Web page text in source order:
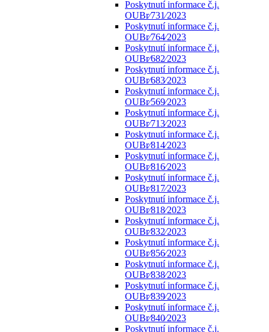
Poskytnutí informace č.j.
OUBr⁄731⁄2023
Poskytnutí informace č.j.
OUBr⁄764⁄2023
Poskytnutí informace č.j.
OUBr⁄682⁄2023
Poskytnutí informace č.j.
OUBr⁄683⁄2023
Poskytnutí informace č.j.
OUBr⁄569⁄2023
Poskytnutí informace č.j.
OUBr⁄713⁄2023
Poskytnutí informace č.j.
OUBr⁄814⁄2023
Poskytnutí informace č.j.
OUBr⁄816⁄2023
Poskytnutí informace č.j.
OUBr⁄817⁄2023
Poskytnutí informace č.j.
OUBr⁄818⁄2023
Poskytnutí informace č.j.
OUBr⁄832⁄2023
Poskytnutí informace č.j.
OUBr⁄856⁄2023
Poskytnutí informace č.j.
OUBr⁄838⁄2023
Poskytnutí informace č.j.
OUBr⁄839⁄2023
Poskytnutí informace č.j.
OUBr⁄840⁄2023
Poskytnutí informace č.j.